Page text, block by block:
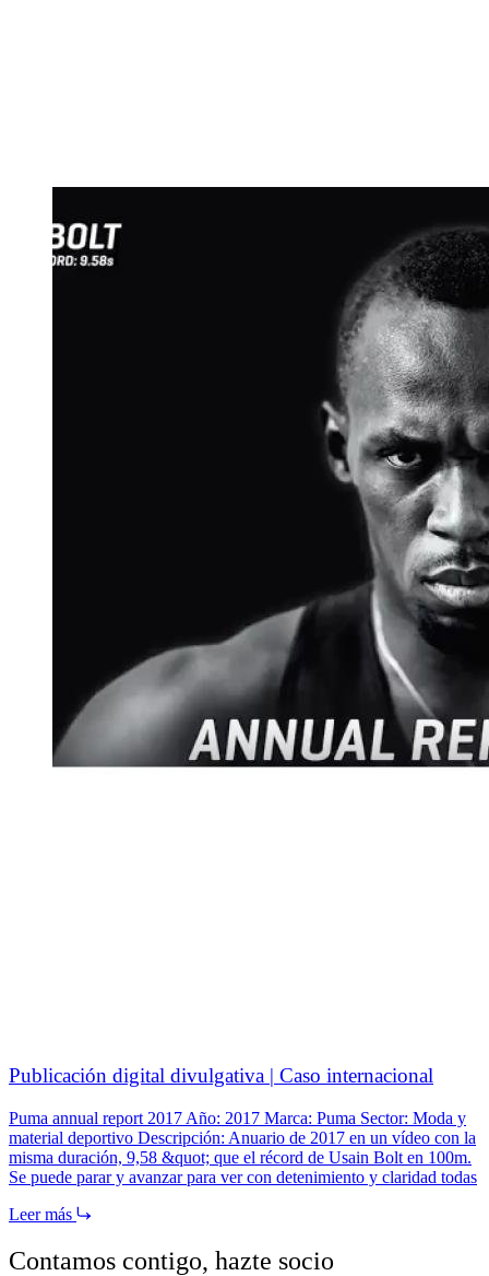
Publicación digital divulgativa | Caso internacional
Puma annual report 2017 Año: 2017 Marca: Puma Sector: Moda y
material deportivo Descripción: Anuario de 2017 en un vídeo con la
misma duración, 9,58 &quot; que el récord de Usain Bolt en 100m.
Se puede parar y avanzar para ver con detenimiento y claridad todas
Leer más
Contamos contigo, hazte socio